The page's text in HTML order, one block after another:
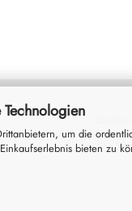
um die
bieten zu